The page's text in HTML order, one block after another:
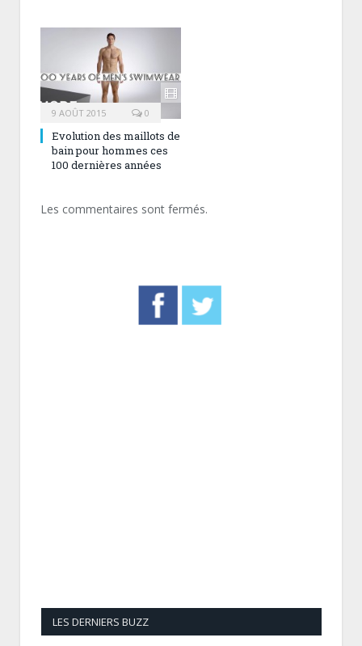
9 AOÛT 2015 0
Evolution des maillots de
bain pour hommes ces
100 dernières années
Les commentaires sont fermés.
LES DERNIERS BUZZ